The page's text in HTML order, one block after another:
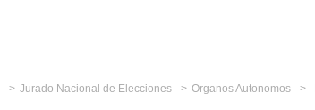
Jurado Nacional de Elecciones Organos Autonomos